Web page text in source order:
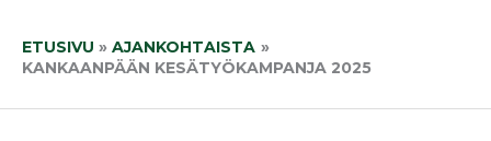
sisältöön
ETUSIVU
AJANKOHTAISTA
KANKAANPÄÄN KESÄTYÖKAMPANJA 2025